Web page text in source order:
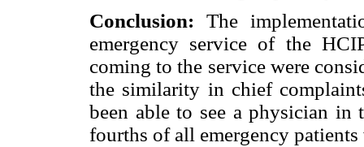
Conclusion: The
emergency service of the
coming to the service were
the similarity in chief
been able to see a physician
fourths of all emergency